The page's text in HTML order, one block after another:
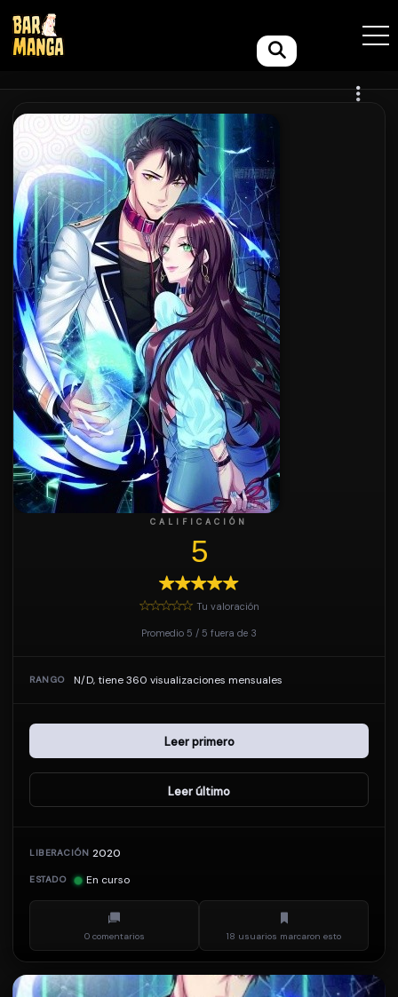
CALIFICACIÓN
5
Tu valoración
Promedio 5 / 5 fuera de 3
RANGO N/D, tiene 360 visualizaciones mensuales
Leer primero
Leer último
LIBERACIÓN 2020
ESTADO En curso
0 comentarios 18 usuarios marcaron esto